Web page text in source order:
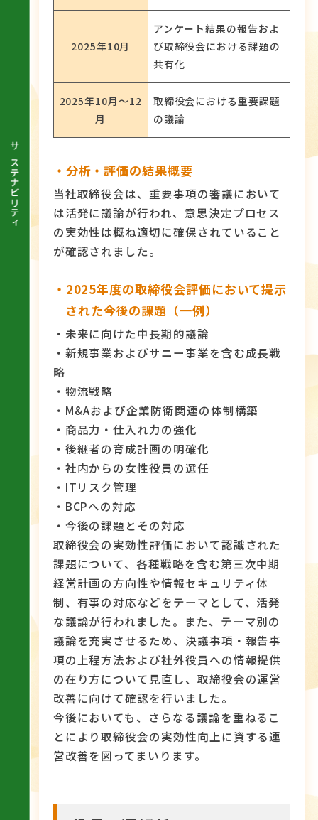
サステナビリティ
2025年10月
アンケート結果の報告およ
び取締役会における課題の
共有化
2025年10月～12
月
取締役会における重要課題
の議論
・分析・評価の結果概要
当社取締役会は、重要事項の審議において
は活発に議論が行われ、意思決定プロセス
の実効性は概ね適切に確保されていること
が確認されました。
・2025年度の取締役会評価において提示
された今後の課題（一例）
・未来に向けた中長期的議論
・新規事業およびサニー事業を含む成長戦
略
・物流戦略
・M&Aおよび企業防衛関連の体制構築
・商品力・仕入れ力の強化
・後継者の育成計画の明確化
・社内からの女性役員の選任
・ITリスク管理
・BCPへの対応
・今後の課題とその対応
取締役会の実効性評価において認識された
課題について、各種戦略を含む第三次中期
経営計画の方向性や情報セキュリティ体
制、有事の対応などをテーマとして、活発
な議論が行われました。また、テーマ別の
議論を充実させるため、決議事項・報告事
項の上程方法および社外役員への情報提供
の在り方について見直し、取締役会の運営
改善に向けて確認を行いました。
今後においても、さらなる議論を重ねるこ
とにより取締役会の実効性向上に資する運
営改善を図ってまいります。